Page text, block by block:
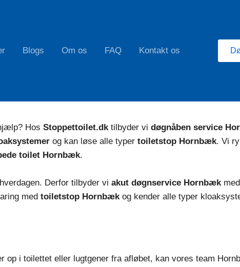
Blogs Om os FAQ Kontakt os
Hos Stoppettoilet.dktilbyder vi døgnåben service
og kan løse alle typer toiletstop Hornbæk. Vi
toilet Hornbæk.
Derfor tilbyder vi akut døgnservice Hornbæk
med toiletstop Hornbækog kender alle typer
op i toilettet eller lugtgener fra afløbet, kan vores team